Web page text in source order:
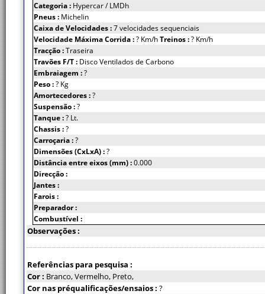
Categoria : Hypercar / LMDh
Pneus : Michelin
Caixa de Velocidades :7 velocidades sequenciais
Velocidade Máxima Corrida :? Km/hTreinos :? Km/h
Tracção :Traseira
Travões F/T : Disco Ventilados de Carbono
Embraiagem :?
Peso :? Kg
Amortecedores :?
Suspensão :?
Tanque :? Lt.
Chassis :?
Carroçaria :?
Dimensões (CxLxA) :?
Distância entre eixos (mm) :0.000
Direcção :
Jantes :
Farois :
Preparador :
Combustível :
Observações :
Referências para pesquisa :
Cor : Branco, Vermelho, Preto,
Cor nas préqualificações/ensaios : ?